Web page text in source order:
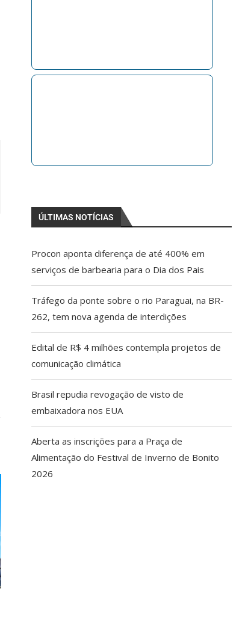
ÚLTIMAS NOTÍCIAS
Procon aponta diferença de até 400% em
serviços de barbearia para o Dia dos Pais
Tráfego da ponte sobre o rio Paraguai, na BR-
262, tem nova agenda de interdições
Edital de R$ 4 milhões contempla projetos de
comunicação climática
Brasil repudia revogação de visto de
embaixadora nos EUA
Aberta as inscrições para a Praça de
Alimentação do Festival de Inverno de Bonito
2026